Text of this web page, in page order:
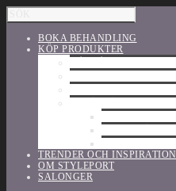
BOKA BEHANDLING
KÖP PRODUKTER
TRENDER OCH INSPIRATION
OM STYLEPORT
SALONGER